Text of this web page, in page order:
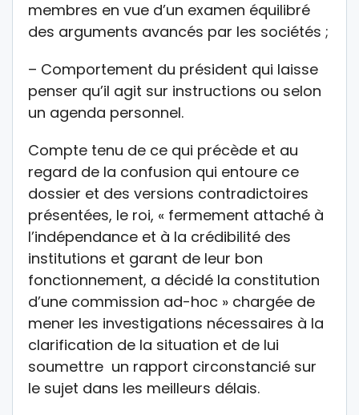
membres en vue d’un examen équilibré
des arguments avancés par les sociétés ;
– Comportement du président qui laisse
penser qu’il agit sur instructions ou selon
un agenda personnel.
Compte tenu de ce qui précède et au
regard de la confusion qui entoure ce
dossier et des versions contradictoires
présentées, le roi, « fermement attaché à
l’indépendance et à la crédibilité des
institutions et garant de leur bon
fonctionnement, a décidé la constitution
d’une commission ad-hoc » chargée de
mener les investigations nécessaires à la
clarification de la situation et de lui
soumettre un rapport circonstancié sur
le sujet dans les meilleurs délais.